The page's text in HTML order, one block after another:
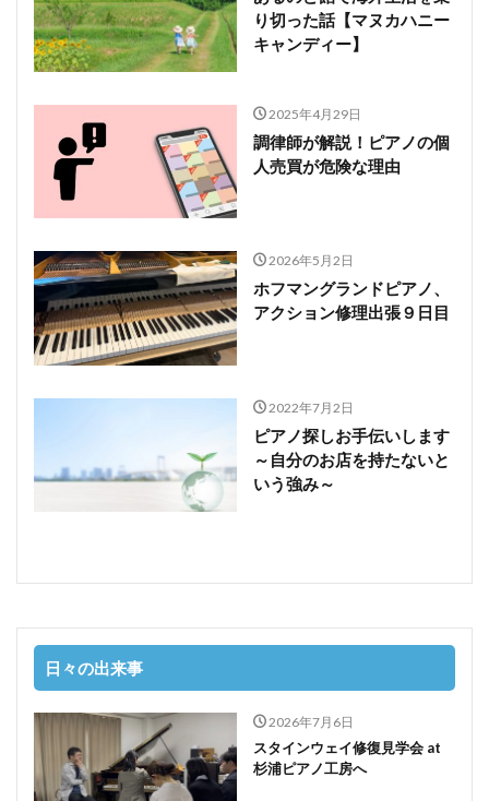
り切った話【マヌカハニー
キャンディー】
2025年4月29日
調律師が解説！ピアノの個
人売買が危険な理由
2026年5月2日
ホフマングランドピアノ、
アクション修理出張９日目
2022年7月2日
ピアノ探しお手伝いします
～自分のお店を持たないと
いう強み～
日々の出来事
2026年7月6日
スタインウェイ修復見学会 at
杉浦ピアノ工房へ